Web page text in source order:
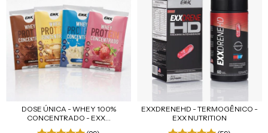
DOSE ÚNICA - WHEY 100%
CONCENTRADO - EXX...
EXXDRENEHD - TERMOGÊNICO -
EXX NUTRITION